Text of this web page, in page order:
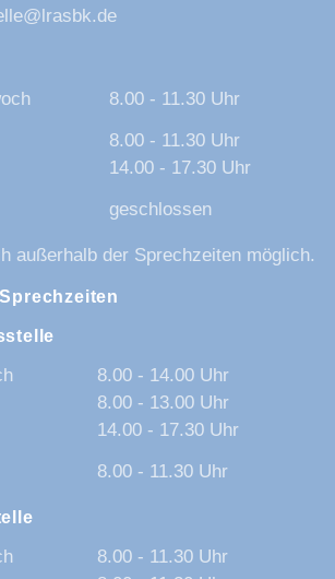
8.00 - 11.30 Uhr
8.00 - 11.30 Uhr
14.00 - 17.30 Uhr
geschlossen
außerhalb der Sprechzeiten möglich.
8.00 - 14.00 Uhr
8.00 - 13.00 Uhr
14.00 - 17.30 Uhr
8.00 - 11.30 Uhr
8.00 - 11.30 Uhr